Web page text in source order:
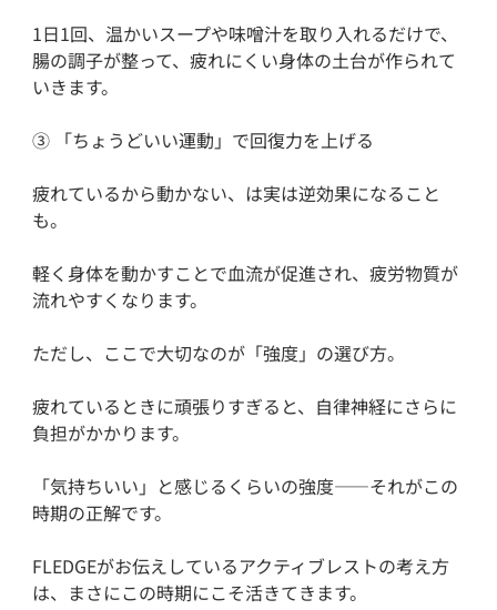
1日1回、温かいスープや味噌汁を取り入れるだけで、
腸の調子が整って、疲れにくい身体の土台が作られて
いきます。
③ 「ちょうどいい運動」で回復力を上げる
疲れているから動かない、は実は逆効果になること
も。
軽く身体を動かすことで血流が促進され、疲労物質が
流れやすくなります。
ただし、ここで大切なのが「強度」の選び方。
疲れているときに頑張りすぎると、自律神経にさらに
負担がかかります。
「気持ちいい」と感じるくらいの強度——それがこの
時期の正解です。
FLEDGEがお伝えしているアクティブレストの考え方
は、まさにこの時期にこそ活きてきます。